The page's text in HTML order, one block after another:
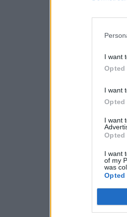
I want
Opted
I want
Opted
I want
Opted
I want
of my
was
Opted
KEDVES
A keresett
regisztrációhoz
Az előfizetés a
kötéslistái